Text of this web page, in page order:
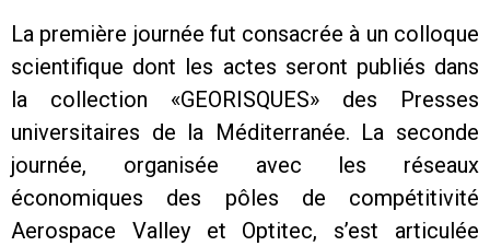
La première journée fut consacrée à un colloque
scientifique dont les actes seront publiés dans
la collection «GEORISQUES» des Presses
universitaires de la Méditerranée. La seconde
journée, organisée avec les réseaux
économiques des pôles de compétitivité
Aerospace Valley et Optitec, s’est articulée